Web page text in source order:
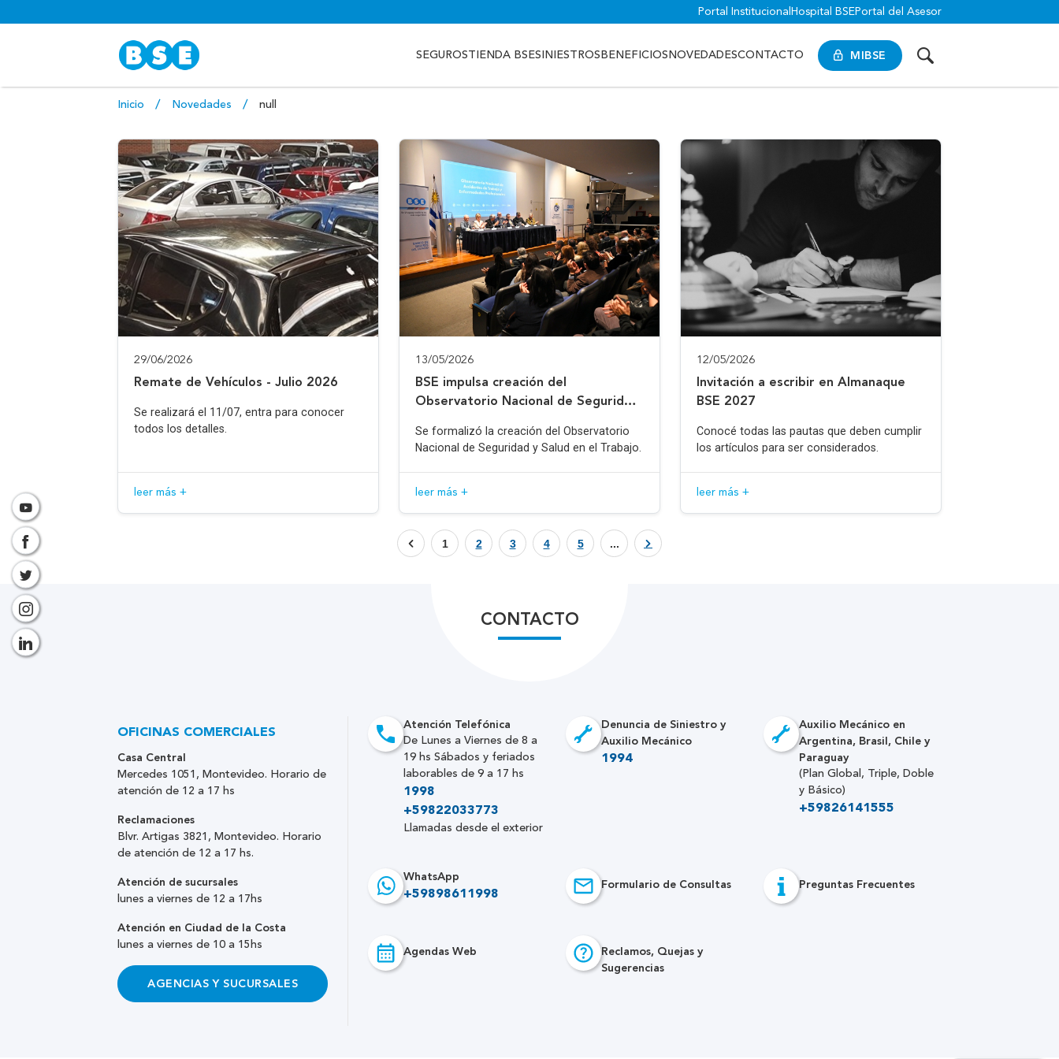
Portal Institucional Hospital BSE Portal del Asesor
MIBSE
SEGUROSTIENDA BSESINIESTROS BENEFICIOS NOVEDADESCONTACTO
Inicio Novedades null
29/06/2026
Remate de Vehículos - Julio 2026
Se realizará el 11/07, entra para conocer
todos los detalles.
leer más +
13/05/2026
BSE impulsa creación del
Observatorio Nacional de Seguridad
Se formalizó la creación del Observatorio
Nacional de Seguridad y Salud en el Trabajo.
leer más +
12/05/2026
Invitación a escribir en Almanaque
BSE 2027
Conocé todas las pautas que deben cumplir
los artículos para ser considerados.
leer más +
1 2 3 4 5 ...
CONTACTO
Atención Telefónica
De Lunes a Viernes de 8 a
19 hs Sábados y feriados
laborables de 9 a 17 hs
1998
+59822033773
Llamadas desde el exterior
Denuncia de Siniestro y
Auxilio Mecánico
1994
Auxilio Mecánico en
Argentina, Brasil, Chile y
Paraguay
(Plan Global, Triple, Doble
y Básico)
+59826141555
WhatsApp
+59898611998
Formulario de Consultas Preguntas Frecuentes
Agendas Web
Reclamos, Quejas y
Sugerencias
OFICINAS COMERCIALES
Casa Central
Mercedes 1051, Montevideo. Horario de
atención de 12 a 17 hs
Reclamaciones
Blvr. Artigas 3821, Montevideo. Horario
de atención de 12 a 17 hs.
Atención de sucursales
lunes a viernes de 12 a 17hs
Atención en Ciudad de la Costa
lunes a viernes de 10 a 15hs
AGENCIAS Y SUCURSALES